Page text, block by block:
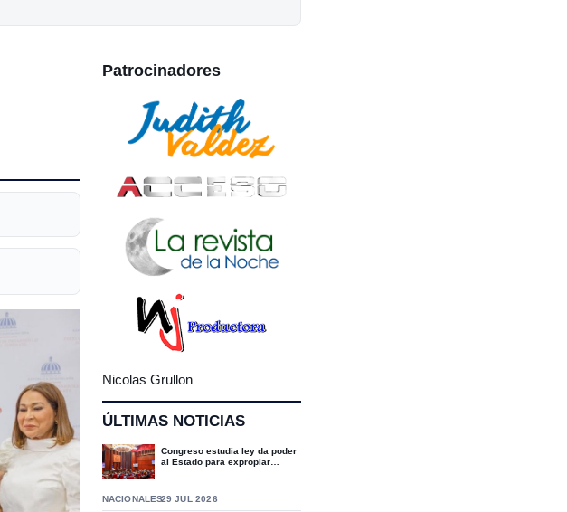
Patrocinadores
Nicolas Grullon
ÚLTIMAS NOTICIAS
Congreso estudia ley da poder
al Estado para expropiar
NACIONALES29 JUL 2026